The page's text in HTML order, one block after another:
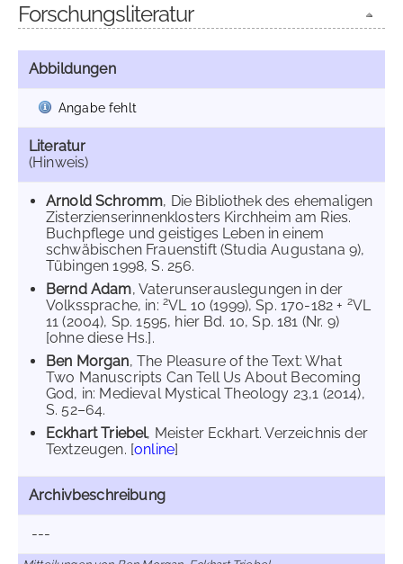
Forschungsliteratur
Abbildungen
Angabe fehlt
Literatur
(Hinweis)
Arnold Schromm, Die Bibliothek des ehemaligen
Zisterzienserinnenklosters Kirchheim am Ries.
Buchpflege und geistiges Leben in einem
schwäbischen Frauenstift (Studia Augustana 9),
Tübingen 1998, S. 256.
Bernd Adam, Vaterunserauslegungen in der
Volkssprache, in: 2VL 10 (1999), Sp. 170-182 + 2VL
11 (2004), Sp. 1595, hier Bd. 10, Sp. 181 (Nr. 9)
[ohne diese Hs.].
Ben Morgan, The Pleasure of the Text: What
Two Manuscripts Can Tell Us About Becoming
God, in: Medieval Mystical Theology 23,1 (2014),
S. 52–64.
Eckhart Triebel, Meister Eckhart. Verzeichnis der
Textzeugen. [online]
Archivbeschreibung
---